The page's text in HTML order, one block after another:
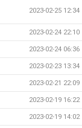
2023-02-25 12:34
2023-02-24 22:10
2023-02-24 06:36
2023-02-23 13:34
2023-02-21 22:09
2023-02-19 16:22
2023-02-19 14:02